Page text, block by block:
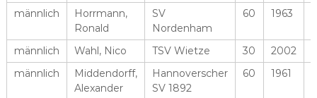
männlich
Horrmann,
Ronald
SV
Nordenham
60 1963
männlich Wahl, Nico TSV Wietze 30 2002
männlich
Middendorff,
Alexander
Hannoverscher
SV 1892
60 1961